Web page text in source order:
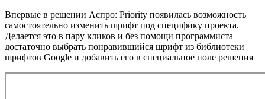
Впервые в решении Аспро: Priority появилась возможность
самостоятельно изменить шрифт под специфику проекта.
Делается это в пару кликов и без помощи программиста —
достаточно выбрать понравившийся шрифт из библиотеки
шрифтов Google и добавить его в специальное поле решения